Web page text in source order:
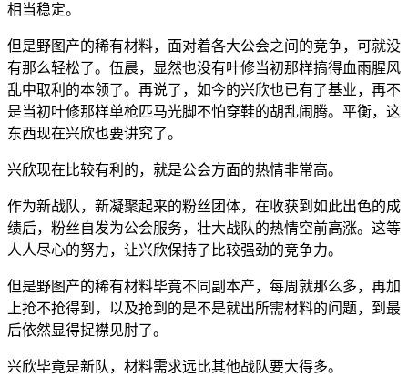
相当稳定。
但是野图产的稀有材料，面对着各大公会之间的竞争，可就没
有那么轻松了。伍晨，显然也没有叶修当初那样搞得血雨腥风
乱中取利的本领了。再说了，如今的兴欣也已有了基业，再不
是当初叶修那样单枪匹马光脚不怕穿鞋的胡乱闹腾。平衡，这
东西现在兴欣也要讲究了。
兴欣现在比较有利的，就是公会方面的热情非常高。
作为新战队，新凝聚起来的粉丝团体，在收获到如此出色的成
绩后，粉丝自发为公会服务，壮大战队的热情空前高涨。这等
人人尽心的努力，让兴欣保持了比较强劲的竞争力。
但是野图产的稀有材料毕竟不同副本产，每周就那么多，再加
上抢不抢得到，以及抢到的是不是就出所需材料的问题，到最
后依然显得捉襟见肘了。
兴欣毕竟是新队，材料需求远比其他战队要大得多。